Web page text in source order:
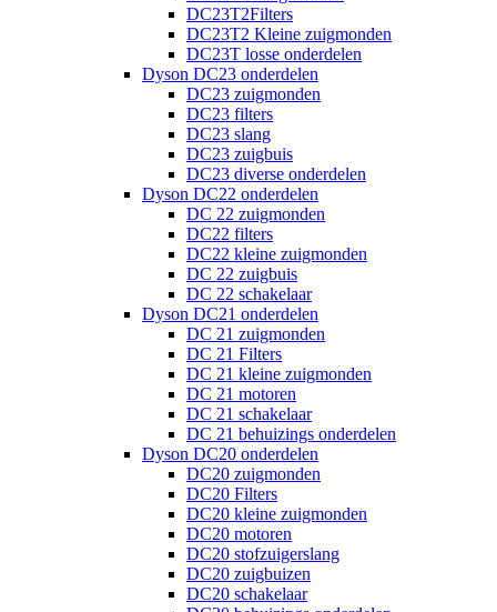
DC23T2Filters
DC23T2 Kleine zuigmonden
DC23T losse onderdelen
Dyson DC23 onderdelen
DC23 zuigmonden
DC23 filters
DC23 slang
DC23 zuigbuis
DC23 diverse onderdelen
Dyson DC22 onderdelen
DC 22 zuigmonden
DC22 filters
DC22 kleine zuigmonden
DC 22 zuigbuis
DC 22 schakelaar
Dyson DC21 onderdelen
DC 21 zuigmonden
DC 21 Filters
DC 21 kleine zuigmonden
DC 21 motoren
DC 21 schakelaar
DC 21 behuizings onderdelen
Dyson DC20 onderdelen
DC20 zuigmonden
DC20 Filters
DC20 kleine zuigmonden
DC20 motoren
DC20 stofzuigerslang
DC20 zuigbuizen
DC20 schakelaar